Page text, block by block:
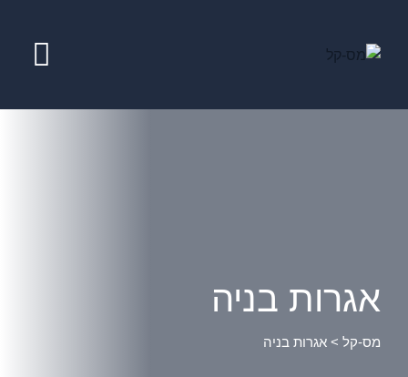
אגרות בניה
מס-קל > אגרות בניה